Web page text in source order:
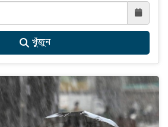
খুঁজুন